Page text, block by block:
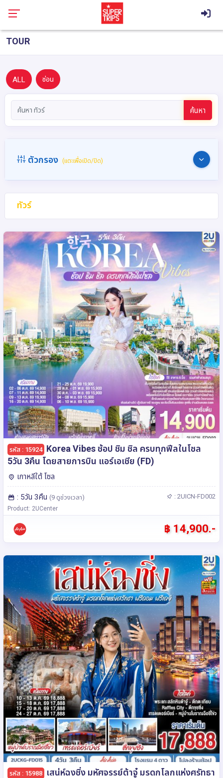
TOUR
ALL ซ่อน
ค้นหา
ตัวกรอง (แตะเพื่อเปิด/ปิด)
ทัวร์
รหัส : 15924 Korea Vibes ช้อป ชิม ชิล ครบทุกฟีลในโซล
5วัน 3คืน โดยสายการบิน แอร์เอเชีย (FD)
เกาหลีใต้ โซล
: 5วัน 3คืน (9 ดูช่วงเวลา) : 2UICN-FD002
Product: 2UCenter
฿ 14,900.-
รหัส : 15988
เสน่ห์ฉงชิ่ง มหัศจรรย์ต้าจู๋ มรดกโลกแห่งศรัทธา